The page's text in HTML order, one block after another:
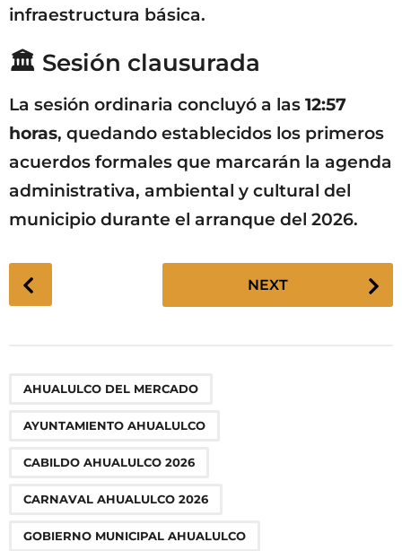
infraestructura básica.
🏛️ Sesión clausurada
La sesión ordinaria concluyó a las 12:57
horas, quedando establecidos los primeros
acuerdos formales que marcarán la agenda
administrativa, ambiental y cultural del
municipio durante el arranque del 2026.
P
o
n
NEXT
AHUALULCO DEL MERCADO
AYUNTAMIENTO AHUALULCO
CABILDO AHUALULCO 2026
CARNAVAL AHUALULCO 2026
GOBIERNO MUNICIPAL AHUALULCO